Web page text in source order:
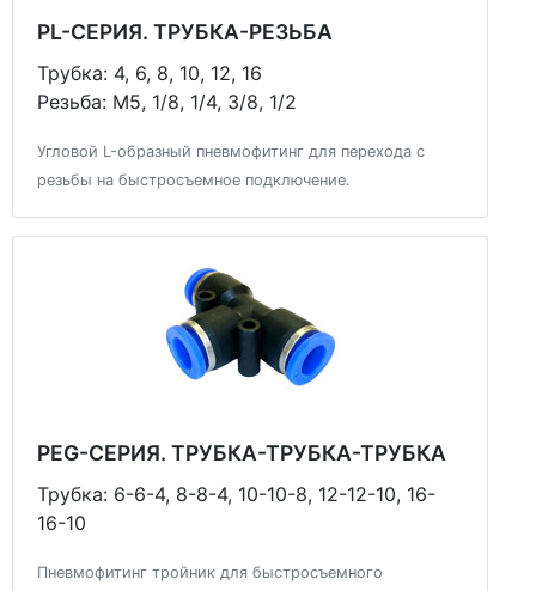
PL-СЕРИЯ. ТРУБКА-РЕЗЬБА
Трубка: 4, 6, 8, 10, 12, 16
Резьба: М5, 1/8, 1/4, 3/8, 1/2
Угловой L-образный пневмофитинг для перехода с
резьбы на быстросъемное подключение.
PEG-СЕРИЯ. ТРУБКА-ТРУБКА-ТРУБКА
Трубка: 6-6-4, 8-8-4, 10-10-8, 12-12-10, 16-
16-10
Пневмофитинг тройник для быстросъемного